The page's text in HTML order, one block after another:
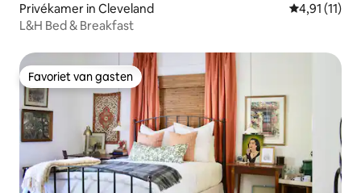
Privékamer in Cleveland Gemiddelde
4,91 (11)
L&H Bed & Breakfast
Favoriet van gasten
Favoriet van gasten